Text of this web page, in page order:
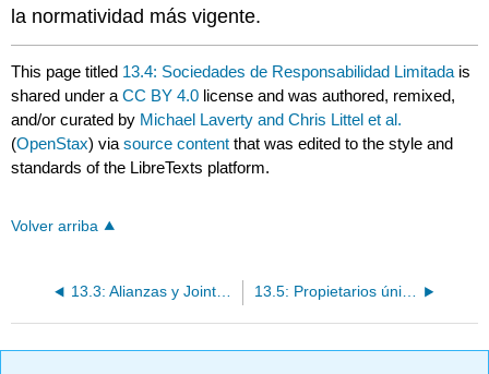
la normatividad más vigente.
This page titled 13.4: Sociedades de Responsabilidad Limitada is
shared under aCC BY 4.0 license and was authored, remixed,
and/or curated by Michael Laverty and Chris Littel et al.
(OpenStax) viasource content that was edited to the style and
standards of the LibreTexts platform.
Volver arriba
13.3: Alianzas y Joint Ventures 13.5: Propietarios únicos